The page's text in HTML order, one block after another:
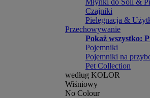
Młynki do Soli &
Czajniki
Pielęgnacja &
Przechowywanie
Pokaż wszystko:
Pojemniki
Pojemniki na
Pet Collection
według KOLOR
Wiśniowy
No Colour